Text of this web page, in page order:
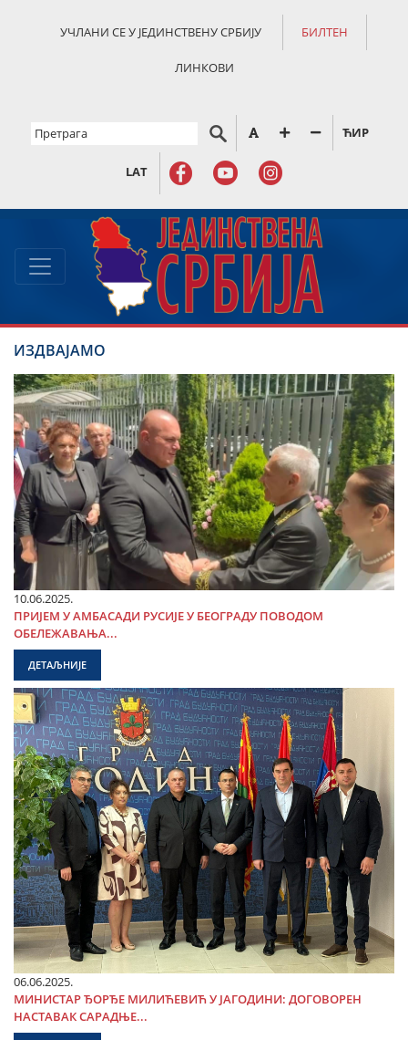
УЧЛАНИ СЕ У ЈЕДИНСТВЕНУ СРБИЈУ БИЛТЕН
ЛИНКОВИ
ЋИР
LAT
ИЗДВАЈАМО
10.06.2025.
ПРИЈЕМ У АМБАСАДИ РУСИЈЕ У БЕОГРАДУ ПОВОДОМ
ОБЕЛЕЖАВАЊА...
ДЕТАЉНИЈЕ
06.06.2025.
МИНИСТАР ЂОРЂЕ МИЛИЋЕВИЋ У ЈАГОДИНИ: ДОГОВОРЕН
НАСТАВАК САРАДЊЕ...